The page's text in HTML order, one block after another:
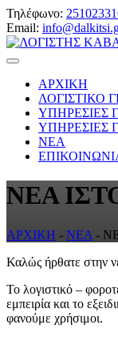
Τηλέφωνο:
Email:
ΑΡΧΙΚΗ
ΛΟΓΙΣΤΙΚΟ
ΥΠΗΡΕΣΙΕΣ
ΥΠΗΡΕΣΙΕΣ
ΝΕΑ
ΝΕΑ
ΑΡΧΙΚΗ - ΝΕΑ -
Καλώς ήρθατε στην
To λογιστικό –
εμπειρία και το
φανούμε χρήσιμοι.